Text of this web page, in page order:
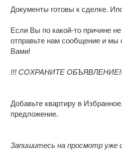
Документы готовы к сделке.
Если Вы по какой-то причине
отправьте нам сообщение и мы
Вами!
!!! СОХРАНИТЕ
Добавьте квартиру в
предложение.
Запишитесь на просмотр уже